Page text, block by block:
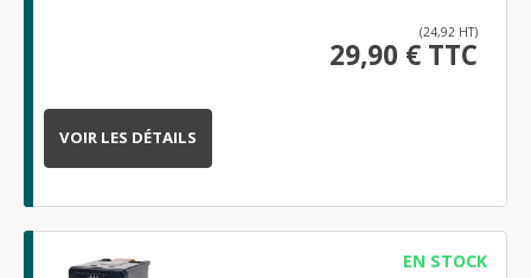
(24,92 HT)
29,90 € TTC
VOIR LES DÉTAILS
EN STOCK